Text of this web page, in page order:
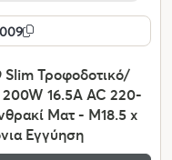
Τροφοδοτικό/
16.5A AC 220-
Ματ - Μ18.5 x
Εγγύηση